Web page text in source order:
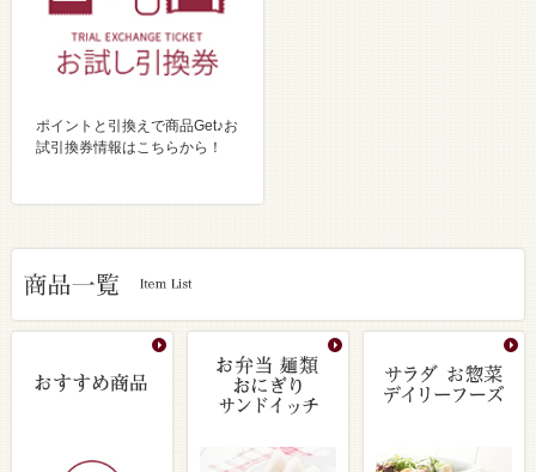
ポイントと引換えで商品Get♪お
試引換券情報はこちらから！